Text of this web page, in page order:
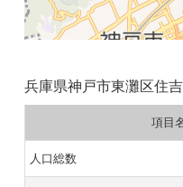
兵庫県神戸市東灘区住
項目
人口総数